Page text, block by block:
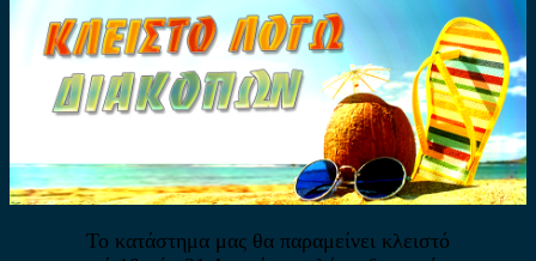
Το κατάστημα μας θα παραμείνει κλειστό